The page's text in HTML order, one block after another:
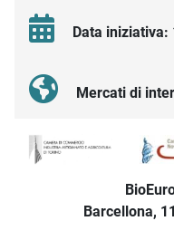
Data iniziativa:
Mercati di
Descrizione
Barcellona,